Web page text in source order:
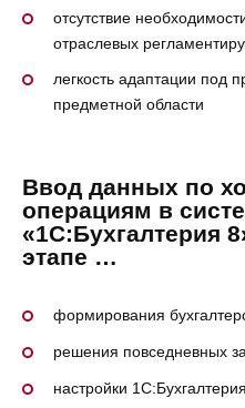
отсутствие
отраслевых
легкость адаптации под
предметной области
Ввод данных по
операциям в
«1С:Бухгалтерия
этапе …
формирования
решения повседневных
настройки